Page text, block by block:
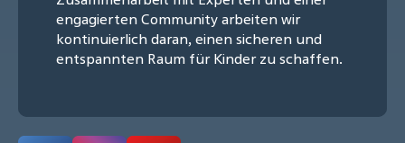
engagierten Community arbeiten wir
kontinuierlich daran, einen sicheren und
entspannten Raum für Kinder zu schaffen.